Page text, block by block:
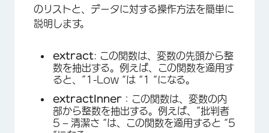
のリストと、データに対する操作方法を簡単に
説明します。
extract: この関数は、変数の先頭から整
数を抽出する。例えば、この関数を適用す
ると、”1-Low “は “1 “になる。
extractInner ：この関数は、変数の内
部から整数を抽出する。例えば、”批判者
5 – 清潔さ “は、この関数を適用すると “5